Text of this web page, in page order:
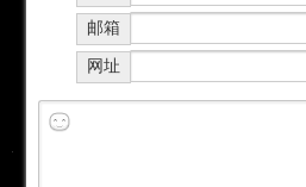
邮箱
网址